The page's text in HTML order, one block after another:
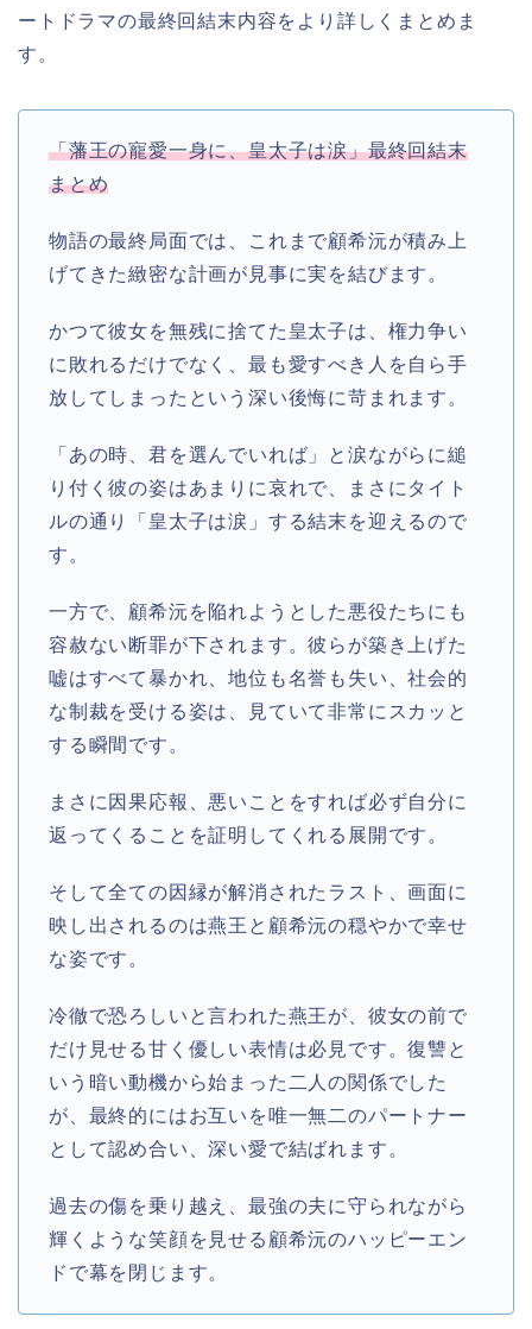
ートドラマの最終回結末内容をより詳しくまとめま
す。
「藩王の寵愛一身に、皇太子は涙」最終回結末
まとめ
物語の最終局面では、これまで顧希沅が積み上
げてきた緻密な計画が見事に実を結びます。
かつて彼女を無残に捨てた皇太子は、権力争い
に敗れるだけでなく、最も愛すべき人を自ら手
放してしまったという深い後悔に苛まれます。
「あの時、君を選んでいれば」と涙ながらに縋
り付く彼の姿はあまりに哀れで、まさにタイト
ルの通り「皇太子は涙」する結末を迎えるので
す。
一方で、顧希沅を陥れようとした悪役たちにも
容赦ない断罪が下されます。彼らが築き上げた
嘘はすべて暴かれ、地位も名誉も失い、社会的
な制裁を受ける姿は、見ていて非常にスカッと
する瞬間です。
まさに因果応報、悪いことをすれば必ず自分に
返ってくることを証明してくれる展開です。
そして全ての因縁が解消されたラスト、画面に
映し出されるのは燕王と顧希沅の穏やかで幸せ
な姿です。
冷徹で恐ろしいと言われた燕王が、彼女の前で
だけ見せる甘く優しい表情は必見です。復讐と
いう暗い動機から始まった二人の関係でした
が、最終的にはお互いを唯一無二のパートナー
として認め合い、深い愛で結ばれます。
過去の傷を乗り越え、最強の夫に守られながら
輝くような笑顔を見せる顧希沅のハッピーエン
ドで幕を閉じます。